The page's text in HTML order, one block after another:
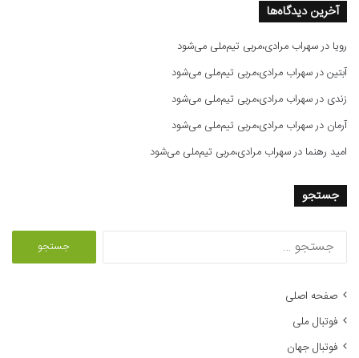
آخرین دیدگاه‌ها
رویا درسهراب مرادی،مربی تیم‌ملی می‌شود
آبتیندرسهراب مرادی،مربی تیم‌ملی می‌شود
زندی درسهراب مرادی،مربی تیم‌ملی می‌شود
آرمان درسهراب مرادی،مربی تیم‌ملی می‌شود
امید رهنما درسهراب مرادی،مربی تیم‌ملی می‌شود
جستجو
صفحه اصلی
فوتبال ملی
فوتبال جهان